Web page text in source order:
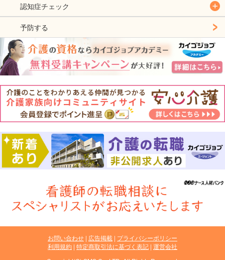
認知症チェック
予防する
お問い合わせ 広告掲載 プライバシーポリシー
利用規約 特定商取引法に基づく表記 運営会社